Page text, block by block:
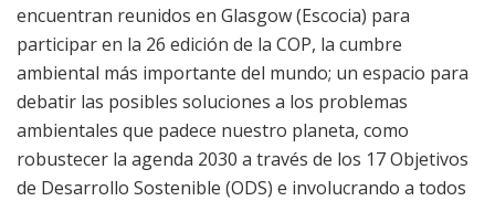
encuentran reunidos en Glasgow (Escocia) para
participar en la 26 edición de la COP, la cumbre
ambiental más importante del mundo; un espacio para
debatir las posibles soluciones a los problemas
ambientales que padece nuestro planeta, como
robustecer la agenda 2030 a través de los 17 Objetivos
de Desarrollo Sostenible (ODS) e involucrando a todos